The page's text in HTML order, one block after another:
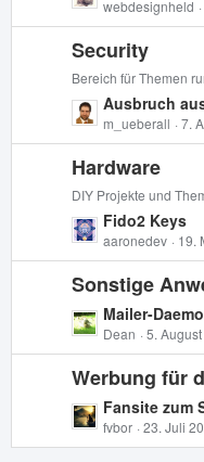
r
ä
g
e
e
t
z
t
e
B
e
i
t
r
ä
g
e
webdesignheld
Security
Bereich für Themen
L
e
t
z
t
e
B
e
i
t
r
ä
e
Ausbruch
m_ueberall 7.
Hardware
DIY Projekte und
L
e
t
z
t
e
B
e
t
Fido2 Keys
aaronedev 19.
Sonstige
L
e
t
z
t
e
B
Mailer-
Dean 5.
Werbung für
L
e
t
Fansite zum
fvbor 23. Juli